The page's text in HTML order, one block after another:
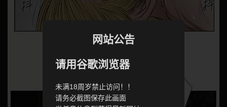
网站公告
请用谷歌浏览器
未满18周岁禁止访问！！
请务必截图保存此画面